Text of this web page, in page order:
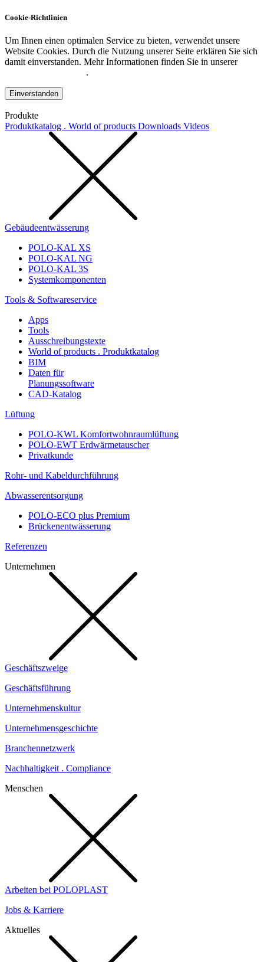
Cookie-Richtlinien
Um Ihnen einen optimalen Service zu bieten, verwendet unsere
Website Cookies. Durch die Nutzung unserer Seite erklären Sie sich
damit einverstanden. Mehr Informationen finden Sie in unserer
.
Einverstanden
Produkte
Produktkatalog . World of products Downloads Videos
Gebäudeentwässerung
POLO-KAL XS
POLO-KAL NG
POLO-KAL 3S
Systemkomponenten
Tools & Softwareservice
Apps
Tools
Ausschreibungstexte
World of products . Produktkatalog
BIM
Daten für
Planungssoftware
CAD-Katalog
Lüftung
POLO-KWL Komfortwohnraumlüftung
POLO-EWT Erdwärmetauscher
Privatkunde
Rohr- und Kabeldurchführung
Abwasserentsorgung
POLO-ECO plus Premium
Brückenentwässerung
Referenzen
Unternehmen
Geschäftszweige
Geschäftsführung
Unternehmenskultur
Unternehmensgeschichte
Branchennetzwerk
Nachhaltigkeit . Compliance
Menschen
Arbeiten bei POLOPLAST
Jobs & Karriere
Aktuelles